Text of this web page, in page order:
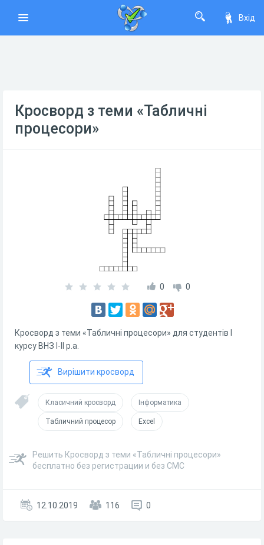
Вхід
Кросворд з теми «Табличні
процесори»
0 0
Кросворд з теми «Табличні процесори» для студентів І
курсу ВНЗ І-ІІ р.а.
Вирішити кросворд
Класичний кросворд Інформатика
Табличний процесор Excel
Решить Кросворд з теми «Табличні процесори»
бесплатно без регистрации и без СМС
12.10.2019 116 0